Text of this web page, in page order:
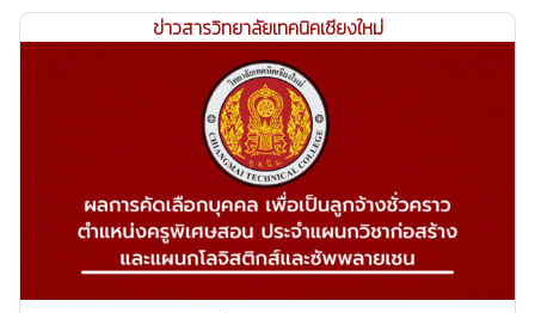
ข่าวสารวิทยาลัยเทคนิคเชียงใหม่